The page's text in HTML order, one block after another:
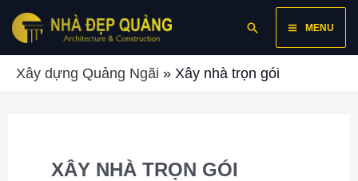
Skip
SearchMain
Menu
MENU
Xây dựng Quảng Ngãi » Xây nhà trọn gói
XÂY NHÀ TRỌN GÓI